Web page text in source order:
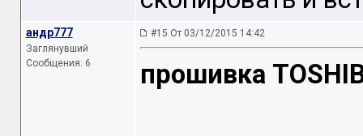
андр777
Заглянувший
Сообщения: 6
#15 От 03/12/2015 14:42
прошивка